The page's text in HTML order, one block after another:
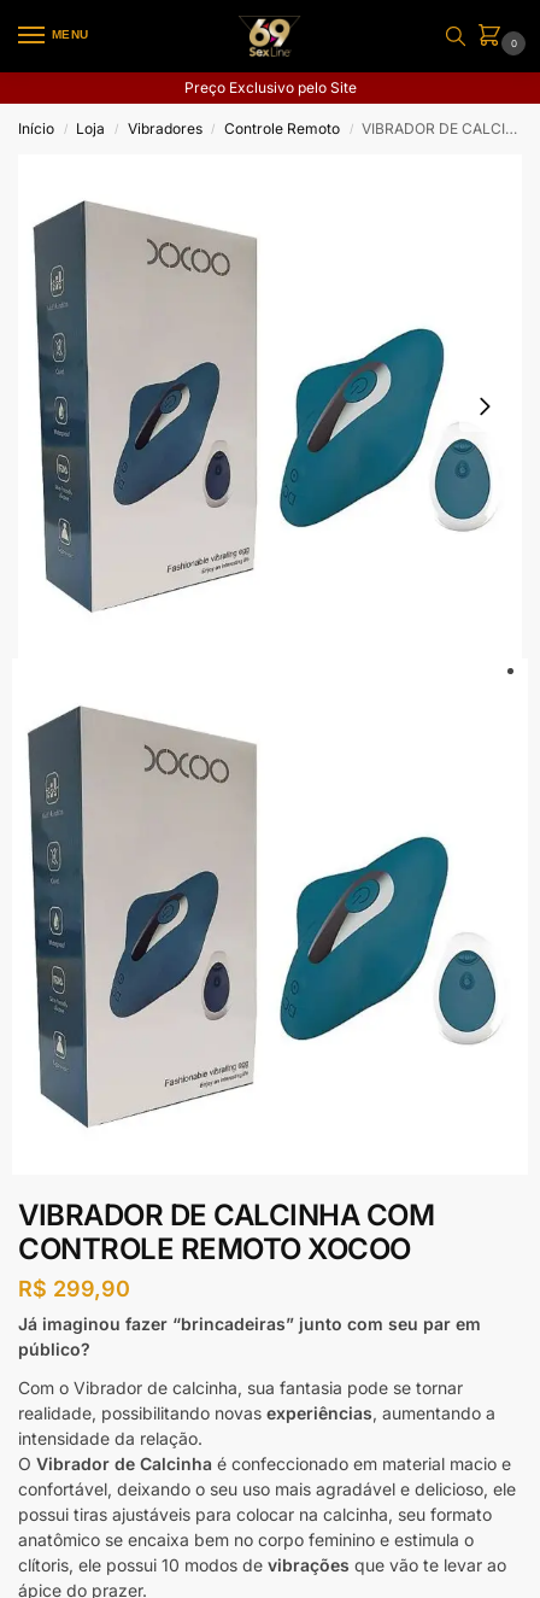
MENU
0
Preço Exclusivo pelo Site
Início / Loja / Vibradores / Controle Remoto / VIBRADOR DE CALCINHA COM CONTROLE REMOTO XOCOO
VIBRADOR DE CALCINHA COM
CONTROLE REMOTO XOCOO
R$ 299,90
Já imaginou fazer “brincadeiras” junto com seu par em
público?
Com o Vibrador de calcinha, sua fantasia pode se tornar
realidade, possibilitando novas experiências, aumentando a
intensidade da relação.
O Vibrador de Calcinha é confeccionado em material macio e
confortável, deixando o seu uso mais agradável e delicioso, ele
possui tiras ajustáveis para colocar na calcinha, seu formato
anatômico se encaixa bem no corpo feminino e estimula o
clítoris, ele possui 10 modos de vibrações que vão te levar ao
ápice do prazer.